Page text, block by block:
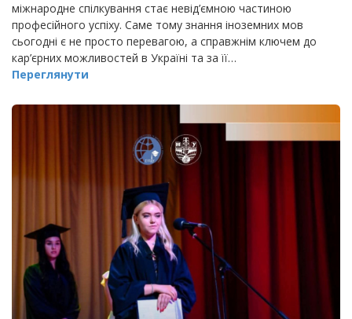
міжнародне спілкування стає невід’ємною частиною
професійного успіху. Саме тому знання іноземних мов
сьогодні є не просто перевагою, а справжнім ключем до
кар’єрних можливостей в Україні та за її…
Переглянути